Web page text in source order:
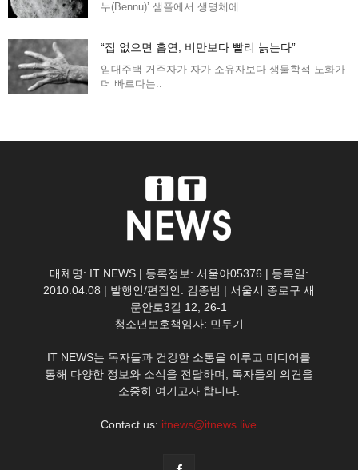
누(Bennu)’ 샘플에서 생명체에..
“집 없으면 흡연, 비만보다 빨리 늙는다”
임대주택 거주자가 자가 소유자보다 생물학적 노화가
더 빠르다는..
매체명: IT NEWS | 등록정보: 서울아05376 | 등록일:
2010.04.08 | 발행인/편집인: 김종범 | 서울시 종로구 새
문안로3길 12, 26-1
청소년보호책임자: 민두기
IT NEWS는 독자들과 건강한 소통을 이루고 미디어를
통해 다양한 정보와 소식을 전달하며, 독자들의 의견을
소중히 여기고자 합니다.
Contact us: itnews@itnews.live